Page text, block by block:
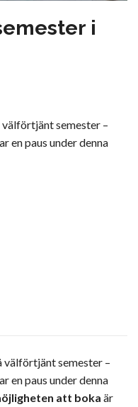
i
semester –
en paus under denna
välförtjänt semester –
en paus under denna
att boka är